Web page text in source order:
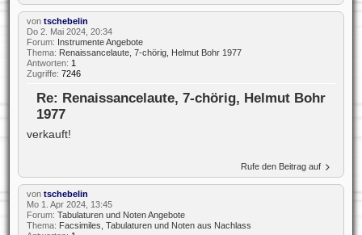
von tschebelin
Do 2. Mai 2024, 20:34
Forum: Instrumente Angebote
Thema: Renaissancelaute, 7-chörig, Helmut Bohr 1977
Antworten: 1
Zugriffe: 7246
Re: Renaissancelaute, 7-chörig, Helmut Bohr
1977
verkauft!
Rufe den Beitrag auf
von tschebelin
Mo 1. Apr 2024, 13:45
Forum: Tabulaturen und Noten Angebote
Thema: Facsimiles, Tabulaturen und Noten aus Nachlass